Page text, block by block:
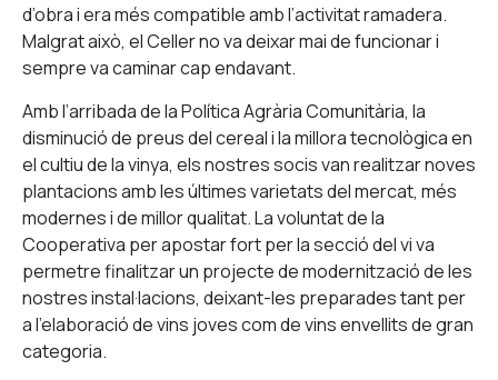
d’obra i era més compatible amb l’activitat ramadera.
Malgrat això, el Celler no va deixar mai de funcionar i
sempre va caminar cap endavant.
Amb l’arribada de la Política Agrària Comunitària, la
disminució de preus del cereal i la millora tecnològica en
el cultiu de la vinya, els nostres socis van realitzar noves
plantacions amb les últimes varietats del mercat, més
modernes i de millor qualitat. La voluntat de la
Cooperativa per apostar fort per la secció del vi va
permetre finalitzar un projecte de modernització de les
nostres instal·lacions, deixant-les preparades tant per
a l’elaboració de vins joves com de vins envellits de gran
categoria.